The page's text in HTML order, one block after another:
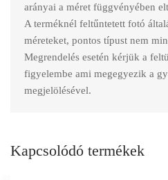
arányai a méret függvényében
A terméknél feltűntetett fotó
méreteket, pontos típust nem
Megrendelés esetén kérjük a
figyelembe ami megegyezik a
megjelölésével.
Kapcsolódó termékek